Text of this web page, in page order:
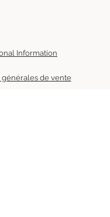
Information
générales de vente